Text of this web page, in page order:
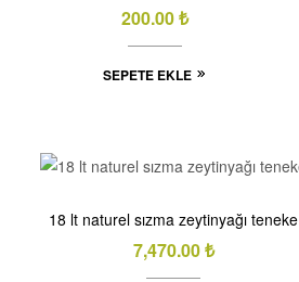
200.00₺
SEPETE EKLE
18 lt naturel sızma zeytinyağı teneke
7,470.00₺